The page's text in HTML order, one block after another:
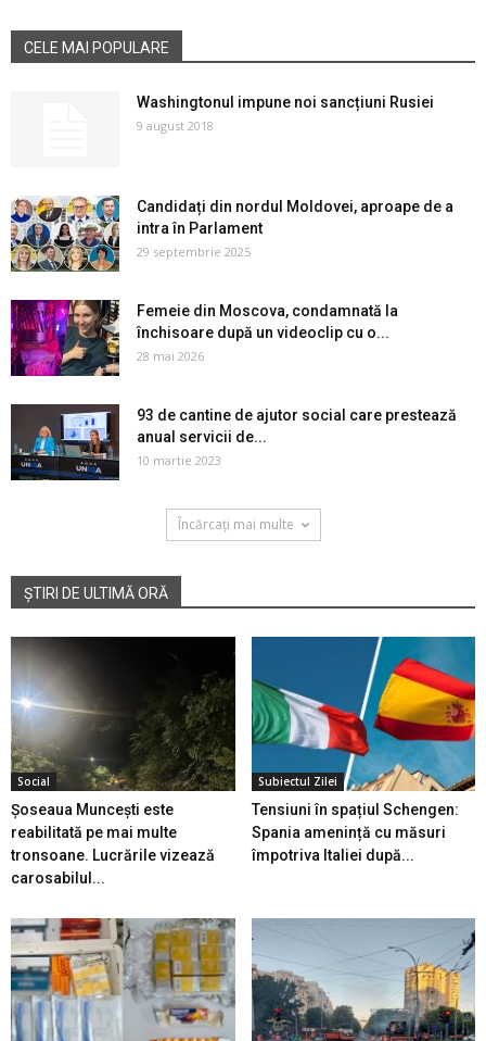
CELE MAI POPULARE
Washingtonul impune noi sancțiuni Rusiei
9 august 2018
Candidați din nordul Moldovei, aproape de a
intra în Parlament
29 septembrie 2025
Femeie din Moscova, condamnată la
închisoare după un videoclip cu o...
28 mai 2026
93 de cantine de ajutor social care prestează
anual servicii de...
10 martie 2023
Încărcați mai multe
ȘTIRI DE ULTIMĂ ORĂ
Social
Șoseaua Muncești este
reabilitată pe mai multe
tronsoane. Lucrările vizează
carosabilul...
Subiectul Zilei
Tensiuni în spațiul Schengen:
Spania amenință cu măsuri
împotriva Italiei după...